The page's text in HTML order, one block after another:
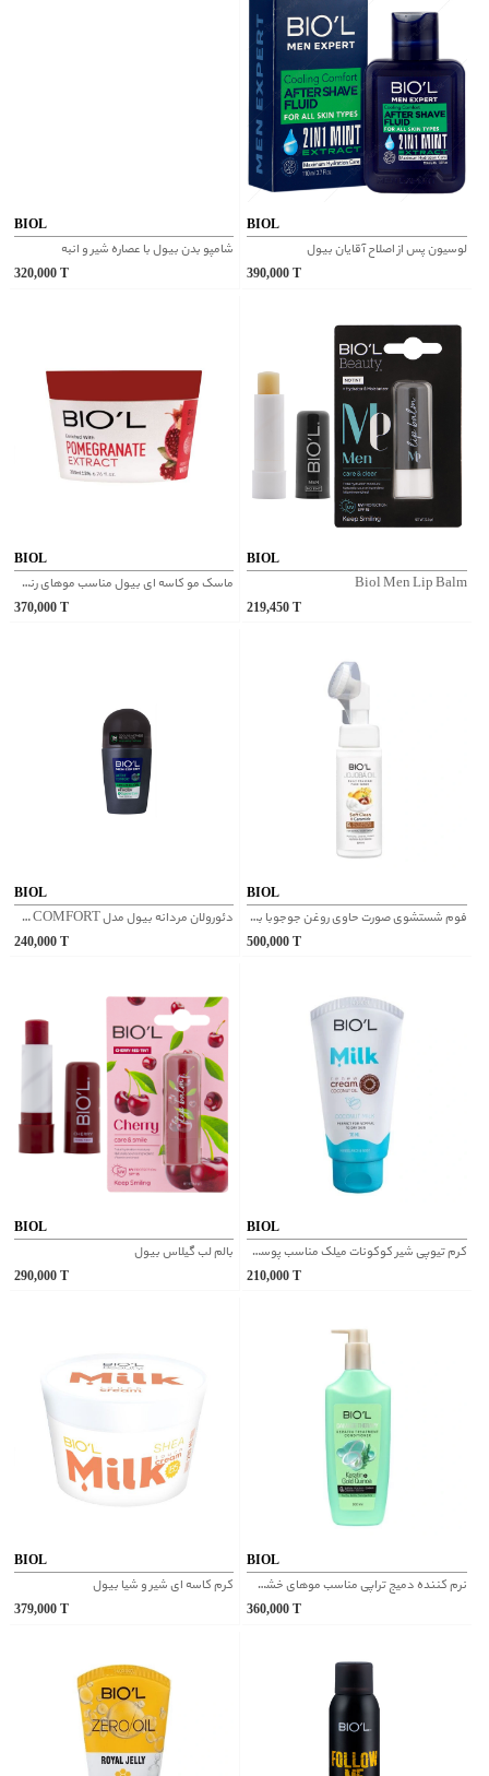
BIOL
شامپو بدن بیول با عصاره شیر و انبه
320,000
BIOL
لوسیون پس از اصلاح آقایان بیول
390,000
BIOL
ماسک مو کاسه ای بیول مناسب موهای رنگ شده
370,000
BIOL
Biol Men Lip Balm
219,450
BIOL
دئورولان مردانه بیول مدل ACTIVE COMFORT
240,000
BIOL
فوم شستشوی صورت حاوی روغن جوجوبا بیول
500,000
BIOL
بالم لب گیلاس بیول
290,000
BIOL
کرم تیوپی شیر کوکونات میلک مناسب پوست خشک و معمولی بیول
210,000
BIOL
کرم کاسه ای شیر و شیا بیول
379,000
BIOL
نرم کننده دمیج تراپی مناسب موهای خشک و آسیب دیده بیول
360,000